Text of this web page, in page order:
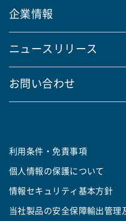
企業情報
ニュースリリース
お問い合わせ
利用条件・免責事項
個人情報の保護について
情報セキュリティ基本方針
当社製品の安全保障輸出管理